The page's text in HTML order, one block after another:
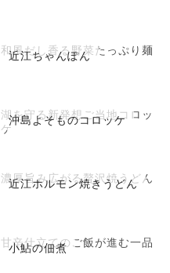
近江ちゃんぽん
和風だし香る野菜たっぷり麺
沖島よそものコロッケ
湖を守る新発想ご当地コロッ
ケ
近江ホルモン焼きうどん
濃厚旨み広がる贅沢焼うどん
小鮎の佃煮
甘辛仕立てのご飯が進む一品